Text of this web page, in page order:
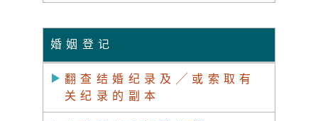
婚姻登记
翻查结婚纪录及╱或索取有
关纪录的副本